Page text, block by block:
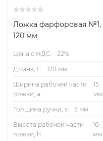
Ложка фарфоровая №1,
120 мм
Цена с НДС:
22%
Длина, L:
120 мм
Ширина рабочей части
ложки, a:
15
мм
Толщина ручки, s:
5 мм
Высота рабочей части
ложки, h:
10
мм